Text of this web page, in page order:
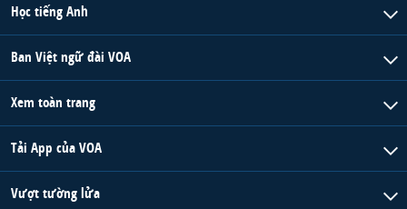
Học tiếng Anh
Ban Việt ngữ đài VOA
Xem toàn trang
Tải App của VOA
Vượt tường lửa